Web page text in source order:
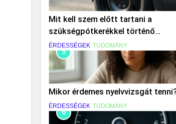
Mit kell szem előtt tartani a
szükségpótkerékkel történő
közlekedéskor?
ÉRDESSÉGEK TUDOMÁNY
5
Mikor érdemes nyelvvizsgát
ÉRDESSÉGEK TUDOMÁNY
6